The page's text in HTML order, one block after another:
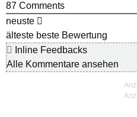
87 Comments
neuste
älteste beste Bewertung
Inline Feedbacks
Alle Kommentare ansehen